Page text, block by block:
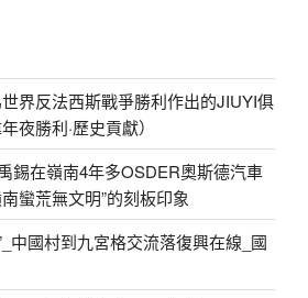
界反法西斯戰爭勝利作出的JIUYI俱
夜勝利·歷史貢獻）
錫在嶺南4年多OSDER奧斯德汽車
蠻荒無文明”的刻板印象
中國村到九宮格交流落復興在線_國